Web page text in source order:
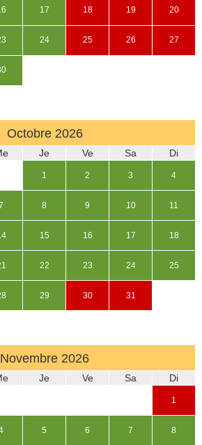
17 18 19 20
24 25 26 27
Octobre 2026
Je Ve Sa Di
1 2 3 4
8 9 10 11
15 16 17 18
22 23 24 25
29 30 31
Novembre 2026
Je Ve Sa Di
1
5 6 7 8